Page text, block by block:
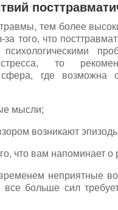
тем более
того, что
то
сфера, где
мысли;
возникают
что вам напоминает о
неприятные
больше сил